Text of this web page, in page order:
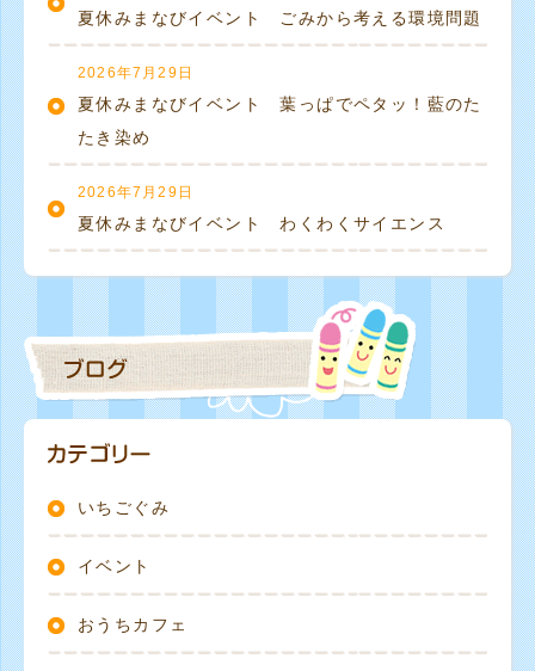
夏休みまなびイベント ごみから考える環境問題
2026年7月29日
夏休みまなびイベント 葉っぱでペタッ！藍のた
たき染め
2026年7月29日
夏休みまなびイベント わくわくサイエンス
いちごぐみ
イベント
おうちカフェ